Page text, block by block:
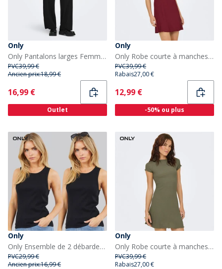
Only
Only Pantalons larges Femme Noir
PVC39,99 €
Ancien prix:18,99 €
Current
16,99 €
Outlet
Only
Only Robe courte à manches courtes Femme Ruby Wine
PVC39,99 €
Rabais27,00 €
Current
12,99 €
-50% ou plus
Only
Only Ensemble de 2 débardeurs noirs Femme
PVC29,99 €
Ancien prix:16,99 €
Only
Only Robe courte à manches courtes Femme Mermaid
PVC39,99 €
Rabais27,00 €